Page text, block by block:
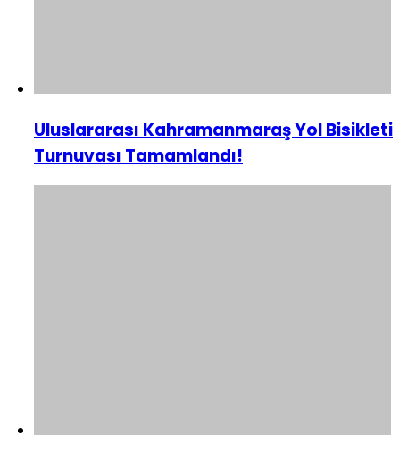
Uluslararası Kahramanmaraş Yol Bisikleti
Turnuvası Tamamlandı!